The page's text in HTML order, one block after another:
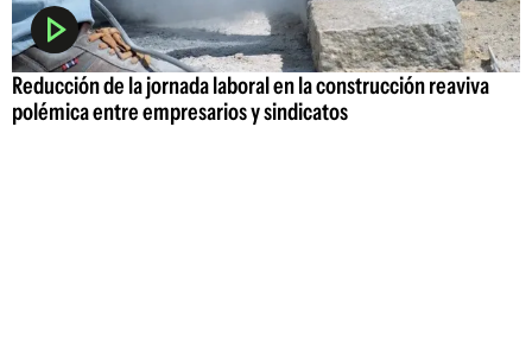
Reducción de la jornada laboral en la construcción reaviva
polémica entre empresarios y sindicatos